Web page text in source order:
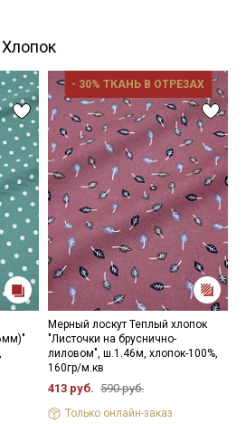
- 30% ТКАНЬ В ОТРЕЗАХ
Мерный лоскут Теплый хлопок
"Листочки на бруснично-
лиловом", ш.1.46м, хлопок-100%,
160гр/м.кв
413 руб. 590 руб.
Только онлайн-заказ